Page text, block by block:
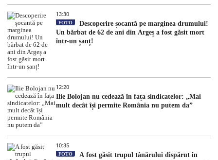
13:30
FOTO
Descoperire șocantă pe marginea drumului!
Un bărbat de 62 de ani din Argeș a fost găsit mort
într-un șanț!
12:20
Ilie Bolojan nu cedează în fața sindicatelor: „Mai
mult decât își permite România nu putem da”
10:35
FOTO
A fost găsit trupul tânărului dispărut în